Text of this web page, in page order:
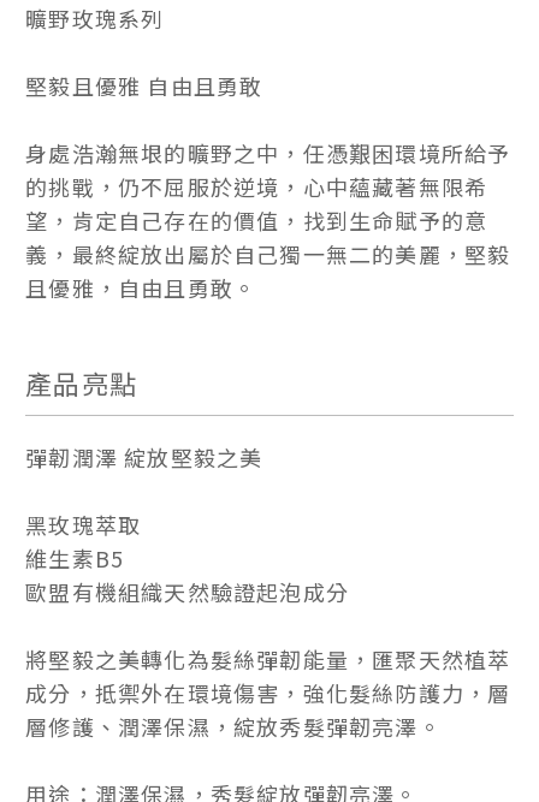
曠野玫瑰系列
堅毅且優雅 自由且勇敢
身處浩瀚無垠的曠野之中，任憑艱困環境所給予
的挑戰，仍不屈服於逆境，心中蘊藏著無限希
望，肯定自己存在的價值，找到生命賦予的意
義，最終綻放出屬於自己獨一無二的美麗，堅毅
且優雅，自由且勇敢。
產品亮點
彈韌潤澤 綻放堅毅之美
黑玫瑰萃取
維生素B5
歐盟有機組織天然驗證起泡成分
將堅毅之美轉化為髮絲彈韌能量，匯聚天然植萃
成分，抵禦外在環境傷害，強化髮絲防護力，層
層修護、潤澤保濕，綻放秀髮彈韌亮澤。
用途：潤澤保濕，秀髮綻放彈韌亮澤。